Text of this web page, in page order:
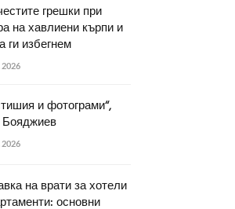
грешки при
на хавлиени кърпи и
ги избегнем
2026
и фотограми“,
2026
на врати за хотели
основни